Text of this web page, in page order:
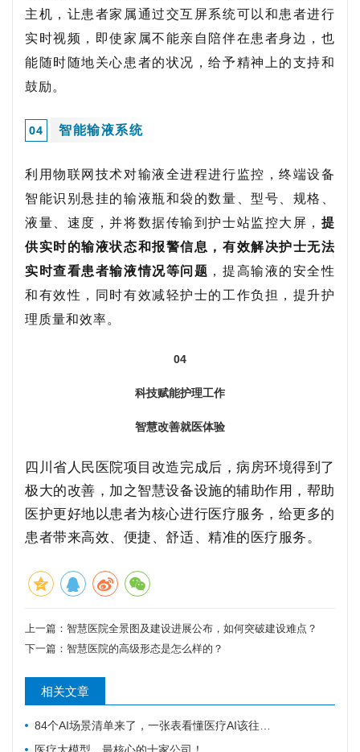
主机，让患者家属通过交互屏系统可以和患者进行
实时视频，即使家属不能亲自陪伴在患者身边，也
能随时随地关心患者的状况，给予精神上的支持和
鼓励。
04 智能输液系统
利用物联网技术对输液全进程进行监控，终端设备
智能识别悬挂的输液瓶和袋的数量、型号、规格、
液量、速度，并将数据传输到护士站监控大屏， 提
供实时的输液状态和报警信息，有效解决护士无法
实时查看患者输液情况等问题 ，提高输液的安全性
和有效性，同时有效减轻护士的工作负担，提升护
理质量和效率。
04
科技赋能护理工作
智慧改善就医体验
四川省人民医院项目改造完成后，病房环境得到了
极大的改善，加之智慧设备设施的辅助作用，帮助
医护更好地以患者为核心进行医疗服务，给更多的
患者带来高效、便捷、舒适、精准的医疗服务。
上一篇： 智慧医院全景图及建设进展公布，如何突破建设难点？
下一篇： 智慧医院的高级形态是怎么样的？
相关文章
84个AI场景清单来了，一张表看懂医疗AI该往哪发力